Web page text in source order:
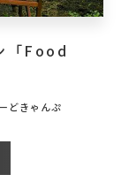
「Food